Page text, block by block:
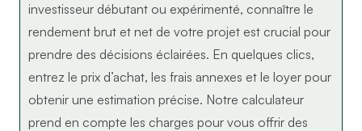
investisseur débutant ou expérimenté, connaître le
rendement brut et net de votre projet est crucial pour
prendre des décisions éclairées. En quelques clics,
entrez le prix d’achat, les frais annexes et le loyer pour
obtenir une estimation précise. Notre calculateur
prend en compte les charges pour vous offrir des